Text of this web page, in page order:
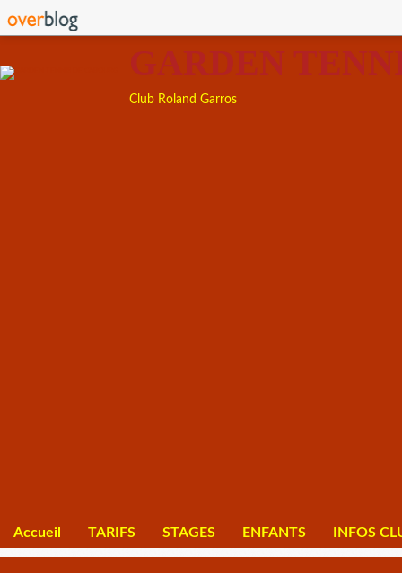
GARDEN
Club Roland Garros
Accueil TARIFS STAGES ENFANTS INFOS